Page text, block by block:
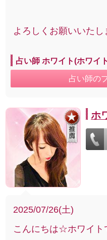
よろしくお願いいたし
占い師 ホワイト(ホワイ
占い師の
ホ
2025/07/26(土)
こんにちは☆ホワイト